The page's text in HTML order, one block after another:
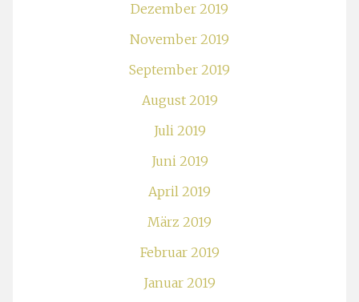
Dezember 2019
November 2019
September 2019
August 2019
Juli 2019
Juni 2019
April 2019
März 2019
Februar 2019
Januar 2019